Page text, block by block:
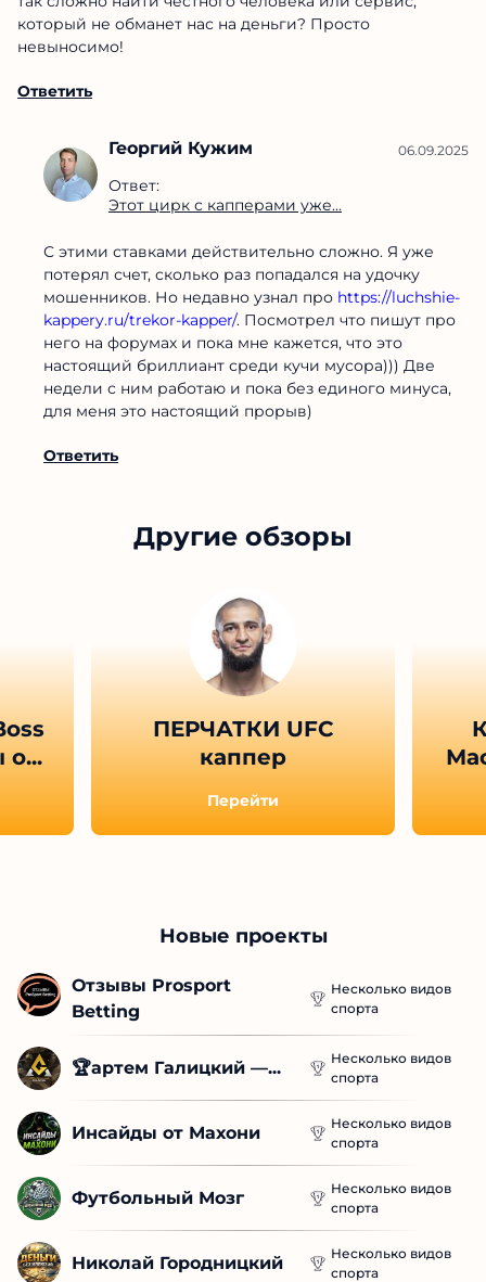
который не обманет нас на деньги? Просто
невыносимо!
Ответить
Георгий Кужим
Ответ:
Этот цирк с капперами уже...
06.09.2025
С этими ставками действительно сложно. Я уже
потерял счет, сколько раз попадался на удочку
мошенников. Но недавно узнал про https://luchshie-
kappery.ru/trekor-kapper/. Посмотрел что пишут про
него на форумах и пока мне кажется, что это
настоящий бриллиант среди кучи мусора))) Две
недели с ним работаю и пока без единого минуса,
для меня это настоящий прорыв)
Ответить
Другие обзоры
о...
ПЕРЧАТКИ UFC
каппер
Перейти
Новые проекты
Отзывы Prosport
Betting
Несколько видов
спорта
🏆артем Галицкий —...
Несколько видов
спорта
Инсайды от Махони
Несколько видов
спорта
Футбольный Мозг
Несколько видов
спорта
Николай Городницкий
Несколько видов
спорта